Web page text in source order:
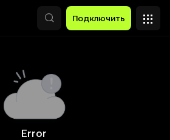
Подключить
Error